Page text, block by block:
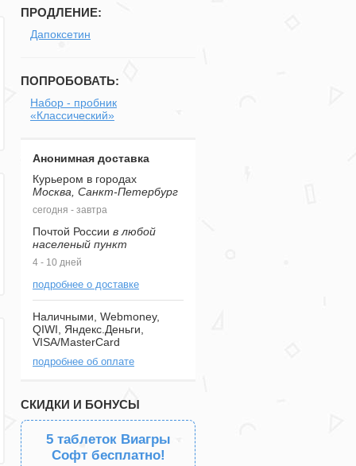
ПРОДЛЕНИЕ:
Дапоксетин
ПОПРОБОВАТЬ:
Набор - пробник
«Классический»
Анонимная доставка
Курьером в городах
Москва, Санкт-Петербург
сегодня - завтра
Почтой России в любой
населеный пункт
4 - 10 дней
подробнее о доставке
Наличными, Webmoney,
QIWI, Яндекс.Деньги,
VISA/MasterCard
подробнее об оплате
СКИДКИ И БОНУСЫ
5 таблеток Виагры
Софт бесплатно!